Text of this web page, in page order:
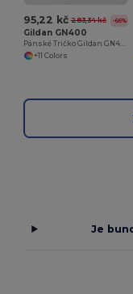
95,22 kč 283,34 kč -66%
Gildan GN400
Pánské Tričko Gildan GN400 Klasický Styl
+11 Colors
Je